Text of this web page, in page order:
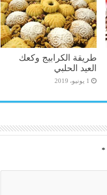
طريقة الكرابيج وكعك
العيد الحلبي
1 يونيو، 2019
*